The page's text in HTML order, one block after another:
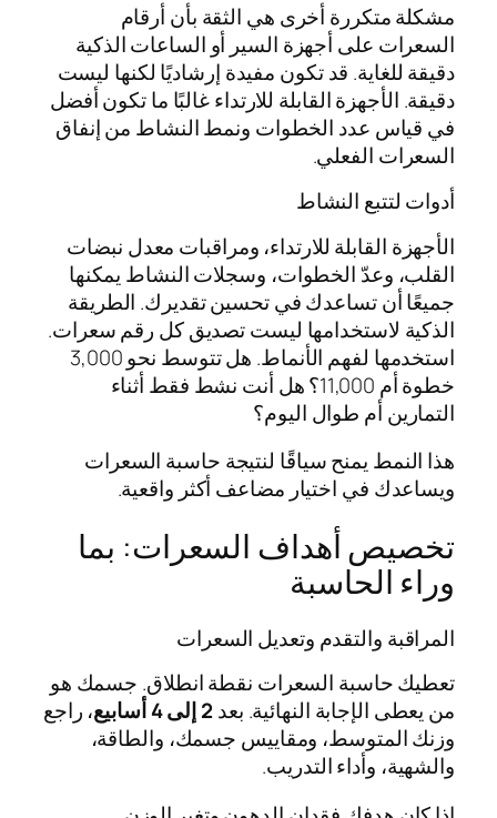
مشكلة متكررة أخرى هي الثقة بأن أرقام
السعرات على أجهزة السير أو الساعات الذكية
دقيقة للغاية. قد تكون مفيدة إرشاديًا لكنها ليست
دقيقة. الأجهزة القابلة للارتداء غالبًا ما تكون أفضل
في قياس عدد الخطوات ونمط النشاط من إنفاق
السعرات الفعلي.
أدوات لتتبع النشاط
الأجهزة القابلة للارتداء، ومراقبات معدل نبضات
القلب، وعدّ الخطوات، وسجلات النشاط يمكنها
جميعًا أن تساعدك في تحسين تقديرك. الطريقة
الذكية لاستخدامها ليست تصديق كل رقم سعرات.
استخدمها لفهم الأنماط. هل تتوسط نحو 3,000
خطوة أم 11,000؟ هل أنت نشط فقط أثناء
التمارين أم طوال اليوم؟
هذا النمط يمنح سياقًا لنتيجة حاسبة السعرات
ويساعدك في اختيار مضاعف أكثر واقعية.
تخصيص أهداف السعرات: بما
وراء الحاسبة
المراقبة والتقدم وتعديل السعرات
تعطيك حاسبة السعرات نقطة انطلاق. جسمك هو
من يعطى الإجابة النهائية. بعد 2 إلى 4 أسابيع
، راجع
وزنك المتوسط، ومقاييس جسمك، والطاقة،
والشهية، وأداء التدريب.